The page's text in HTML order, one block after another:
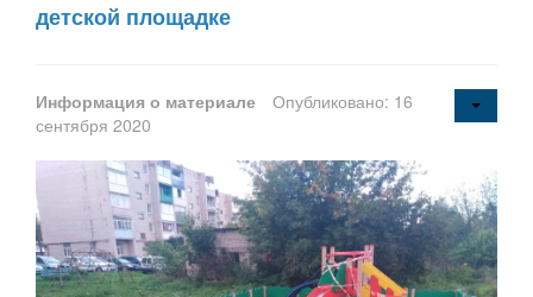
детской площадке
Информация о материале
Опубликовано: 16
сентября 2020